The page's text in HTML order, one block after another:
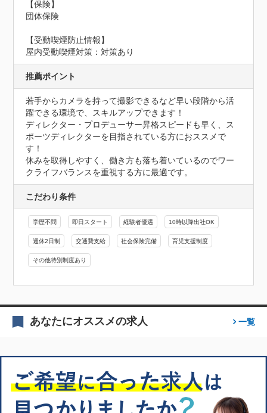
【保険】
団体保険
【受動喫煙防止情報】
屋内受動喫煙対策：対策あり
推薦ポイント
若手からカメラを持って撮影できるなど早い段階から活
躍できる環境で、スキルアップできます！
ディレクター・プロデューサー昇格スピードも早く、ス
ポーツディレクターを目指されている方におススメで
す！
休みを取得しやすく、働き方も落ち着いているのでワー
クライフバランスを重視する方に最適です。
こだわり条件
学歴不問 即日スタート 経験者優遇 10時以降出社OK
週休2日制 交通費支給 社会保険完備 育児支援制度
その他特別制度あり
あなたにオススメの求人 一覧